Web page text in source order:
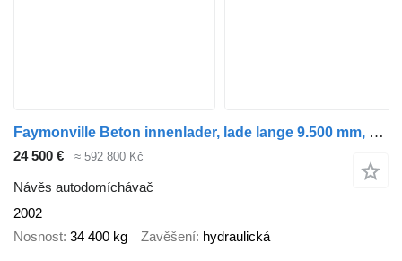
Faymonville Beton innenlader, lade lange 9.500 mm, hydraulische federung
24 500 € ≈ 592 800 Kč
Návěs autodomíchávač
2002
Nosnost 34 400 kg Zavěšení hydraulická